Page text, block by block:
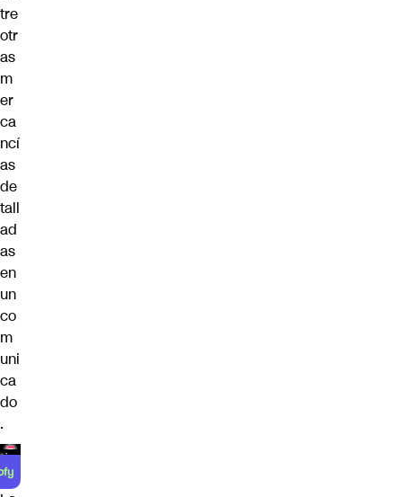
tre
otr
as
m
er
ca
ncí
as
de
tall
ad
as
en
un
co
m
uni
ca
do
.